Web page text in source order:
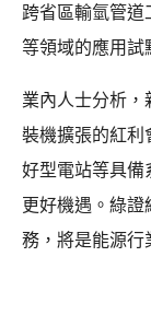
跨省區輸氫管
等領域的應用試
業內人士分析
裝機擴張的紅利
好型電站等具備
更好機遇。綠
務，將是能源行